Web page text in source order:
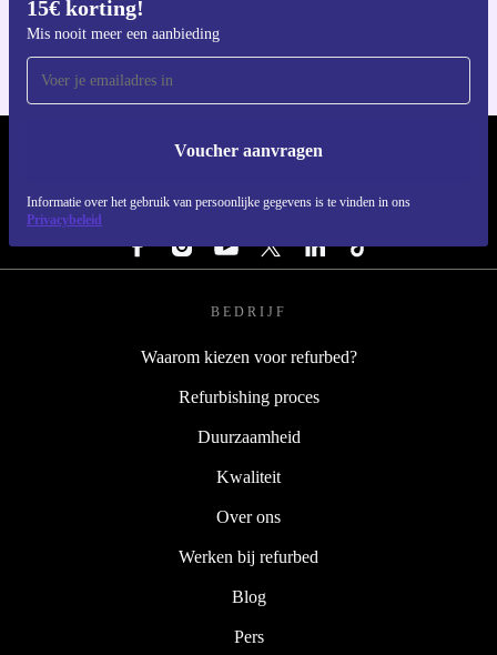
15€ korting!
Mis nooit meer een aanbieding
Voucher aanvragen
Informatie over het gebruik van persoonlijke gegevens is te vinden in ons
Privacybeleid
REFURBED NEDERLAND - RETHINK NEW.
VOLG ONS
BEDRIJF
Waarom kiezen voor refurbed?
Refurbishing proces
Duurzaamheid
Kwaliteit
Over ons
Werken bij refurbed
Blog
Pers